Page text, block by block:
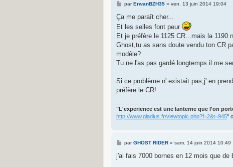
M
s
a
g
e
parErwanBZH35» ven. 13 juin 2014 19:04
Ça me paraît cher...
Et les selles font peur
Et je préfère le 1125 CR...mais la
Ghost,tu as sans doute vendu ton CR
modèle?
Tu ne l'as pas gardé longtemps il me
Si ce problème n' existait pas,j' en
préfère le CR!
"L'experience est une lanterne que l'on
http://www.gladius.fr/viewtopic.php?f=2&t=945"
M
s
parGHOST RIDER» sam. 14 juin 2014 10:49
j'ai fais 7000 bornes en 12 mois que